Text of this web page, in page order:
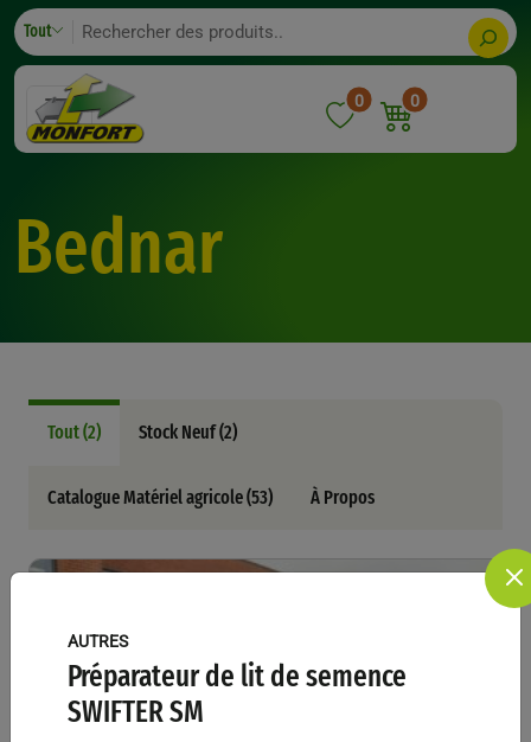
Skip
to
content
Search
Tout
0 0
Bednar
Tout (2) Stock Neuf (2)
Catalogue Matériel agricole (53) À Propos
AUTRES
Préparateur de lit de semence
SWIFTER SM